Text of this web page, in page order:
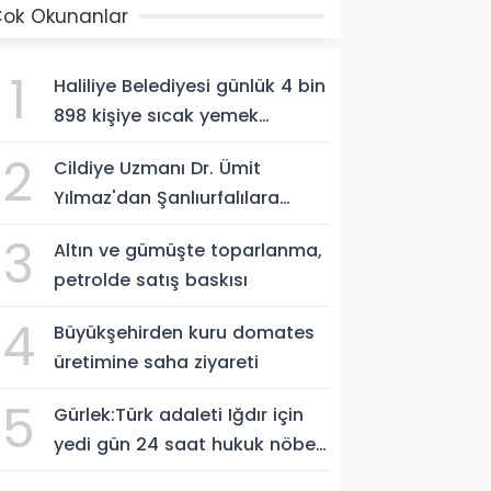
Okunanlar
1
Haliliye Belediyesi günlük 4 bin
898 kişiye sıcak yemek
2
Cildiye Uzmanı Dr. Ümit
Yılmaz'dan Şanlıurfalılara
Kış Koruyun"
3
Altın ve gümüşte toparlanma,
petrolde satış baskısı
4
Büyükşehirden kuru domates
üretimine saha ziyareti
5
Gürlek:Türk adaleti Iğdır için
yedi gün 24 saat hukuk nöbeti